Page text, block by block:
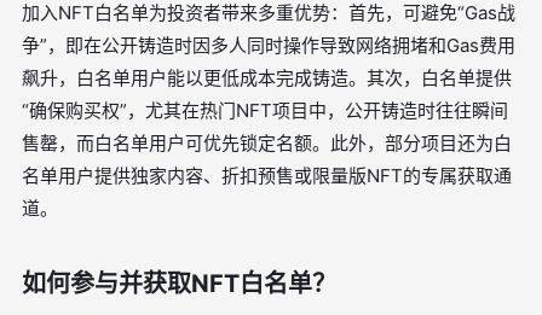
加入NFT白名单为投资者带来多重优势：首先，可避免“Gas战
争”，即在公开铸造时因多人同时操作导致网络拥堵和Gas费用
飙升，白名单用户能以更低成本完成铸造。其次，白名单提供
“确保购买权”，尤其在热门NFT项目中，公开铸造时往往瞬间
售罄，而白名单用户可优先锁定名额。此外，部分项目还为白
名单用户提供独家内容、折扣预售或限量版NFT的专属获取通
道。
如何参与并获取NFT白名单？